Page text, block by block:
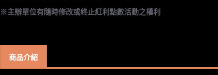
※主辦單位有隨時修改或終止紅利點數活動之權利
商品介紹